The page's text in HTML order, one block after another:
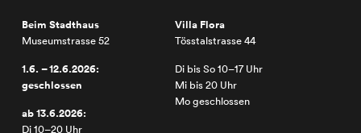
Beim Stadthaus
Museumstrasse 52
1.6. – 12.6.2026:
geschlossen
ab 13.6.2026:
Di 10–20 Uhr
Villa Flora
Tösstalstrasse 44
Di bis So 10–17 Uhr
Mi bis 20 Uhr
Mo geschlossen